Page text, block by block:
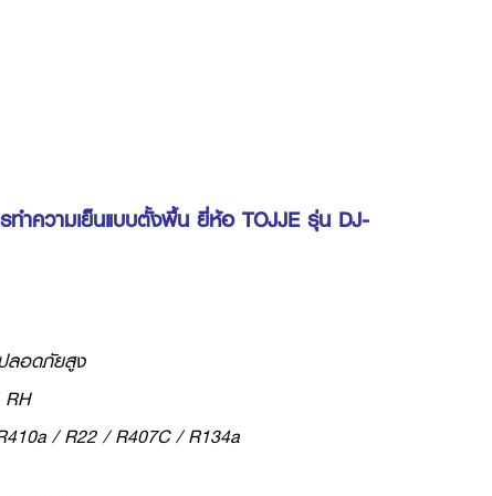
ทำความเย็นแบบตั้งพื้น ยี่ห้อ TOJJE รุ่น DJ-
ลอดภัยสูง
/ R22 / R407C / R134a